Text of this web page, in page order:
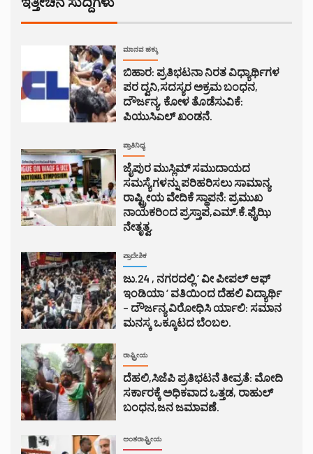
ಮಾನವ ಹಕ್ಕು
ಬಿಹಾರ: ಪ್ರತಿಭಟನಾ ನಿರತ ವಿಧ್ಯಾರ್ಥಿಗಳ
ಪರ ದ್ವನಿ,ಸದಸ್ಯರ ಅಕ್ರಮ ಬಂಧನ,
ದೌರ್ಜನ್ಯ, ಕೋಳ ತೊಡೆಸುವಿಕೆ:
ಪಿಯುಸಿಎಲ್ ಖಂಡನೆ.
ಪ್ರಾತಿನಿಧ್ಯ
ಜೈಪುರ ಮುಸ್ಲಿಮ್ ಸಮುದಾಯದ
ಸಮಸ್ಯೆಗಳನ್ನು ಪರಿಹರಿಸಲು ಸಾಮಾನ್ಯ
ರಾಷ್ಟ್ರೀಯ ವೇದಿಕೆ ಸ್ಥಾಪನೆ: ಪ್ರಮುಖ
ನಾಯಕರಿಂದ ಪ್ರಸ್ತಾಪ,ಎಮ್.ಕೆ.ಫೈಝಿ
ನೇತೃತ್ವ.
ಪ್ರಾದೇಶಿಕ
ಜು.24 , ನಗರದಲ್ಲಿ ‘ ವೀ ಪೀಪಲ್ ಆಫ್
ಇಂಡಿಯಾ ‘ ವತಿಯಿಂದ ದೆಹಲಿ ವಿದ್ಯಾರ್ಥಿ
– ದೌರ್ಜನ್ಯ ವಿರೋಧಿಸಿ ರ್ಯಾಲಿ: ಸಮಾನ
ಮನಸ್ಕ ಒಕ್ಕೂಟದ ಬೆಂಬಲ.
ರಾಷ್ಟ್ರೀಯ
ದೆಹಲಿ,ಸಿಜೆಪಿ ಪ್ರತಿಭಟನೆ ತೀವ್ರತೆ: ಮೋದಿ
ಸರ್ಕಾರಕ್ಕೆ ಅಧಿಕವಾದ ಒತ್ತಡ, ರಾಹುಲ್
ಬಂಧನ,ಜನ ಜಮಾವಣೆ.
ಅಂತರಾಷ್ಟ್ರೀಯ